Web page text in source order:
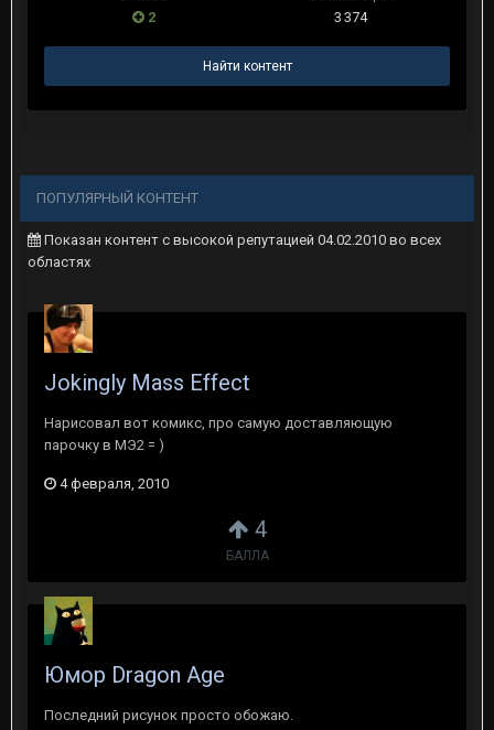
2 3 374
Найти контент
ПОПУЛЯРНЫЙ КОНТЕНТ
Показан контент с высокой репутацией 04.02.2010 во всех
областях
4
БАЛЛА
Jokingly Mass Effect
Нарисовал вот комикс, про самую доставляющую
парочку в МЭ2 = )
4 февраля, 2010
Юмор Dragon Age
Последний рисунок просто обожаю.